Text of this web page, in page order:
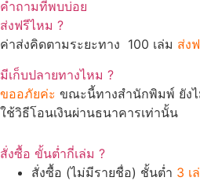
คำถามที่พบบ่อย
ส่งฟรีไหม ?
ค่าส่งคิดตามระยะทาง 100 เล่ม ส่ง
มีเก็บปลายทางไหม ?
ขออภัยค่ะ ขณะนี้ทางสำนักพิมพ์ ยังไ
ใช้วิธีโอนเงินผ่านธนาคารเท่านั้น
สั่งซื้อ ขั้นต่ำกี่เล่ม ?
สั่งซื้อ (ไม่มีรายชื่อ) ชั้นต่ำ 3 เ